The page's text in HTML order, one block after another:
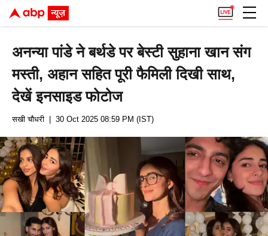
अनन्या पांडे ने बर्थडे पर बेस्टी सुहाना खान संग
मस्ती, अहान सहित पूरी फैमिली दिखी साथ,
देखें इनसाइड फोटोज
सखी चौधरी | 30 Oct 2025 08:59 PM (IST)